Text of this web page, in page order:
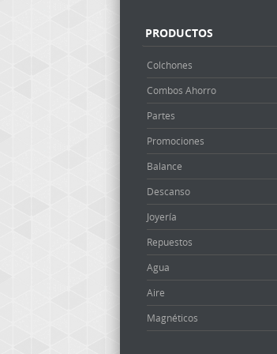
PRODUCTOS
Colchones
Combos Ahorro
Partes
Promociones
Balance
Descanso
Joyería
Repuestos
Agua
Aire
Magnéticos